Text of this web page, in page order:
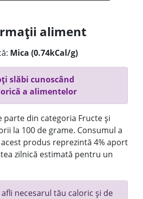
aliment
Mica (0.74kCal/g)
slăbi cunoscând
a alimentelor
parte din categoria Fructe și
la 100 de grame. Consumul a
produs reprezintă 4% aport
zilnică estimată pentru un
afli necesarul tău caloric și de